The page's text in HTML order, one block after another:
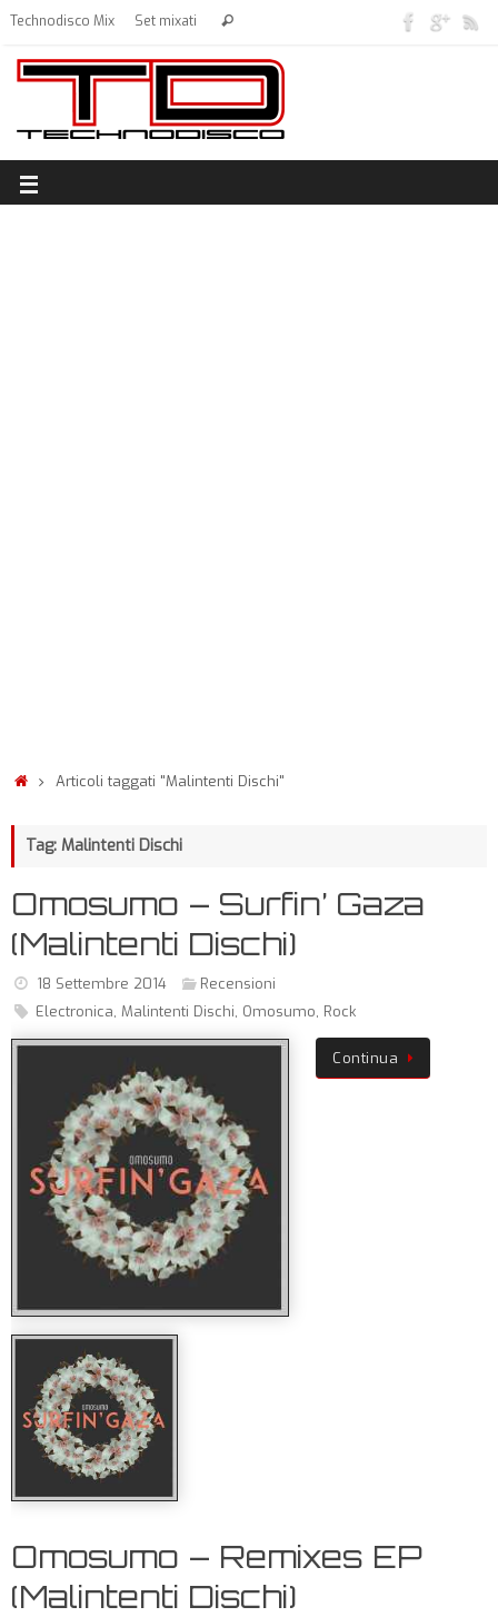
Technodisco Mix Set mixati
Articoli taggati "Malintenti Dischi"
Tag: Malintenti Dischi
Omosumo – Surfin’ Gaza
(Malintenti Dischi)
18 Settembre 2014
Recensioni
Electronica, Malintenti Dischi, Omosumo, Rock
Continua
Omosumo – Remixes EP
(Malintenti Dischi)